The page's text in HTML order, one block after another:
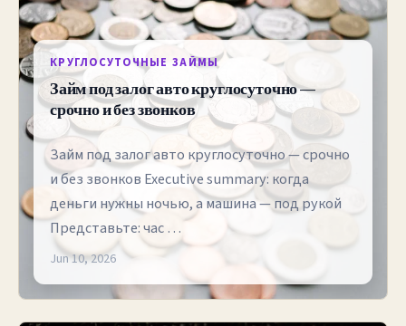
КРУГЛОСУТОЧНЫЕ ЗАЙМЫ
Займ под залог авто круглосуточно —
срочно и без звонков
Займ под залог авто круглосуточно — срочно
и без звонков Executive summary: когда
деньги нужны ночью, а машина — под рукой
Представьте: час …
Jun 10, 2026